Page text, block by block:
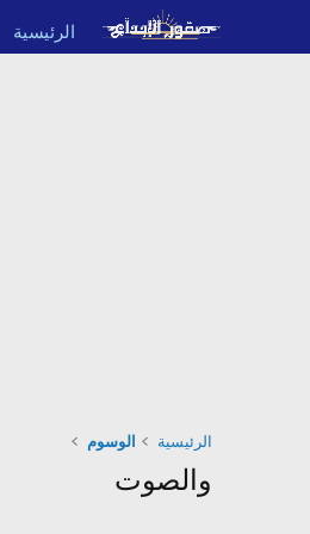
الرئيسية
الرئيسية الوسوم
والصوت